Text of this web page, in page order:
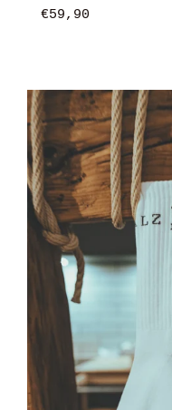
Normaler
€59,90